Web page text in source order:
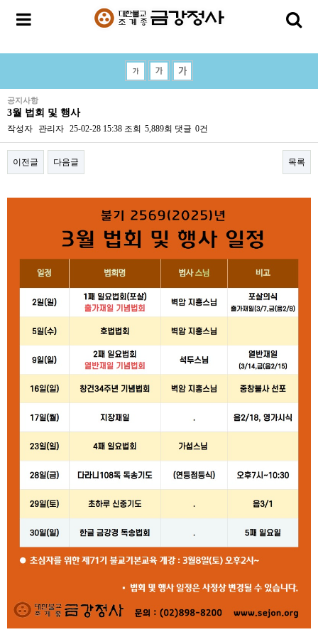
공지사항
3월 법회 및 행사
작성자 관리자 25-02-28 15:38 조회 5,889회 댓글 0건
이전글 다음글 목록
본문